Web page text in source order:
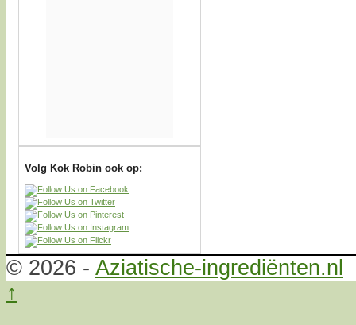
Volg Kok Robin ook op:
© 2026 - Aziatische-ingrediënten.nl
↑